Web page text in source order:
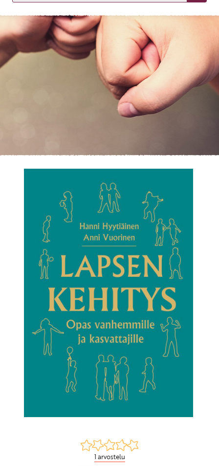
KIRJAUDU SISÄÄN
Etkö ole vielä asiakkaamme?
Luo asiakastili tästä!
1 arvostelu